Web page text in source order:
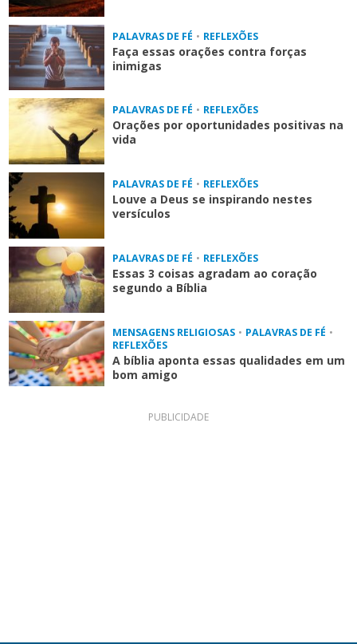
PALAVRAS DE FÉ • REFLEXÕES
Faça essas orações contra forças
inimigas
PALAVRAS DE FÉ • REFLEXÕES
Orações por oportunidades positivas na
vida
PALAVRAS DE FÉ • REFLEXÕES
Louve a Deus se inspirando nestes
versículos
PALAVRAS DE FÉ • REFLEXÕES
Essas 3 coisas agradam ao coração
segundo a Bíblia
MENSAGENS RELIGIOSAS • PALAVRAS DE FÉ •
REFLEXÕES
A bíblia aponta essas qualidades em um
bom amigo
PUBLICIDADE